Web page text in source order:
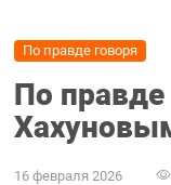
По правде говоря
По правде
16 февраля 2026